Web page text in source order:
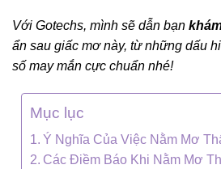
Với Gotechs, mình sẽ dẫn bạn
ẩn sau giấc mơ này, từ những dấu
số may mắn cực chuẩn nhé!
Mục lục
Ý Nghĩa Của Việc Nằm Mơ
Các Điềm Báo Khi Nằm Mơ